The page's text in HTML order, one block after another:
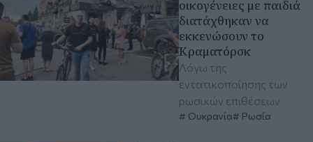
οικογένειες με παιδιά
διατάχθηκαν να
εκκενώσουν το
Κραματόρσκ
Λόγω της
εντατικοποίησης των
ρωσικών επιθέσεων
Ουκρανία Ρωσία